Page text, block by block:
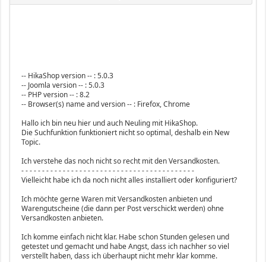
-- HikaShop version -- : 5.0.3
-- Joomla version -- : 5.0.3
-- PHP version -- : 8.2
-- Browser(s) name and version -- : Firefox, Chrome
Hallo ich bin neu hier und auch Neuling mit HikaShop.
Die Suchfunktion funktioniert nicht so optimal, deshalb ein New
Topic.
Ich verstehe das noch nicht so recht mit den Versandkosten.
- - - - - - - - - - - - - - - - - - - - - - - - - - - - - - - - - - - - - - - - - -
Vielleicht habe ich da noch nicht alles installiert oder konfiguriert?
Ich möchte gerne Waren mit Versandkosten anbieten und
Warengutscheine (die dann per Post verschickt werden) ohne
Versandkosten anbieten.
Ich komme einfach nicht klar. Habe schon Stunden gelesen und
getestet und gemacht und habe Angst, dass ich nachher so viel
verstellt haben, dass ich überhaupt nicht mehr klar komme.